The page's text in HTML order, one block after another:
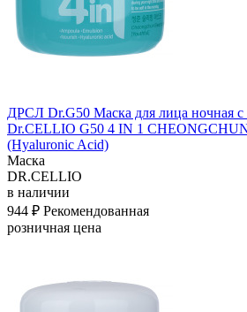
ДРСЛ Dr.G50 Маска для лица ночная с
Dr.CELLIO G50 4 IN 1
(Hyaluronic Acid)
Маска
DR.CELLIO
в наличии
944 ₽ Рекомендованная
розничная цена